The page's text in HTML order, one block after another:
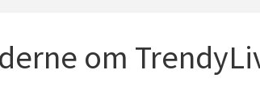
om